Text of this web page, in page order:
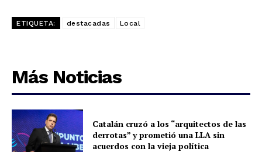
ETIQUETA: destacadas Local
Más Noticias
Catalán cruzó a los “arquitectos de las
derrotas” y prometió una LLA sin
acuerdos con la vieja política